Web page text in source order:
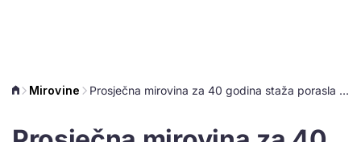
Mirovine Prosječna mirovina za 40 godina staža porasla za 95 eura u godinu dana: Evo koliko iznosi